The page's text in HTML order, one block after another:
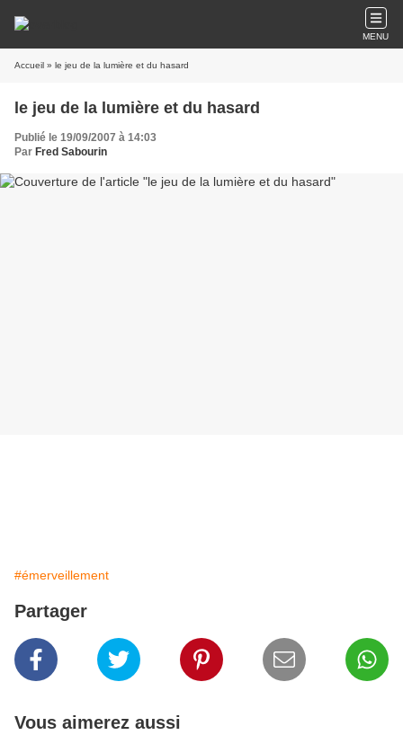
MENU
Accueil » le jeu de la lumière et du hasard
le jeu de la lumière et du hasard
Publié le 19/09/2007 à 14:03
Par Fred Sabourin
#émerveillement
Partager
Vous aimerez aussi